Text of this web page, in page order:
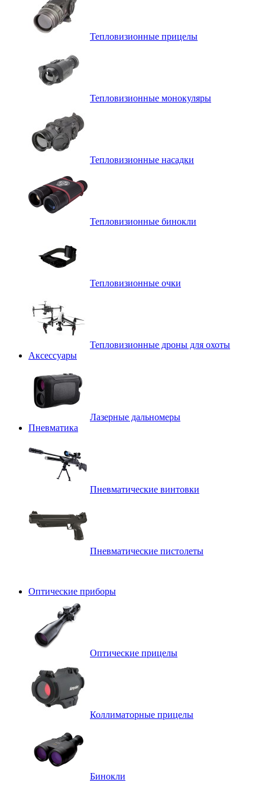
Тепловизионные прицелы
Тепловизионные монокуляры
Тепловизионные насадки
Тепловизионные бинокли
Тепловизионные очки
Тепловизионные дроны для охоты
Аксессуары
Лазерные дальномеры
Пневматика
Пневматические винтовки
Пневматические пистолеты
Оптические приборы
Оптические прицелы
Коллиматорные прицелы
Бинокли